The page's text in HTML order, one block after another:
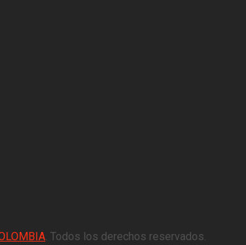
. Todos los derechos reservados.